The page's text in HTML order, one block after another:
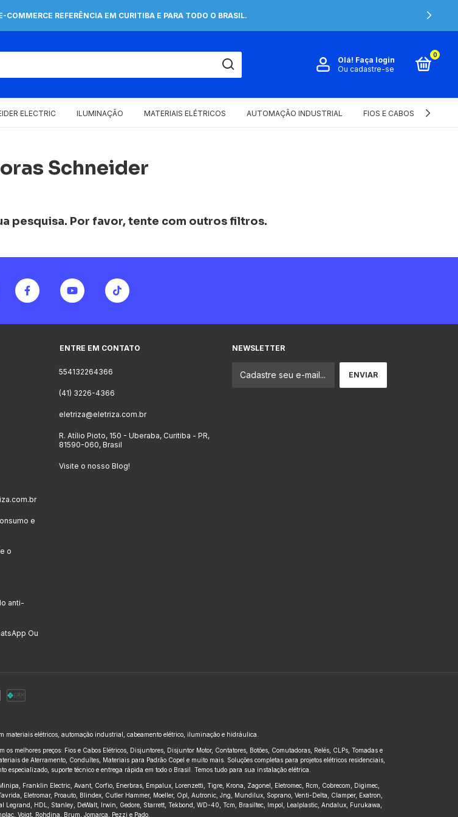
COMMERCE REFERÊNCIA EM CURITIBA E PARA TODO O BRASIL.
Olá! Faça login
Ou cadastre-se
0
ELECTRIC ILUMINAÇÃO MATERIAIS ELÉTRICOS AUTOMAÇÃO INDUSTRIAL FIOS E CABOS ELÉTRICOS
Schneider
pesquisa. Por favor, tente com outros filtros.
e
o
anti-
Ou
ENTRE EM CONTATO
554132264366
(41) 3226-4366
eletriza@eletriza.com.br
R. Atílio Pioto, 150 - Uberaba, Curitiba - PR,
81590-060, Brasil
Visite o nosso Blog!
NEWSLETTER
materiais elétricos, automação industrial, cabeamento elétrico, iluminação e hidráulica.
melhores preços: Fios e Cabos Elétricos, Disjuntores, Disjuntor Motor, Contatores, Botões, Comutadoras, Relés, CLPs, Tomadas e
de Aterramento, Conduítes, Materiais para Padrão Copel e muito mais. Soluções completas para projetos elétricos residenciais,
especializado, suporte técnico e entrega rápida em todo o Brasil. Temos tudo para sua instalação elétrica.
Franklin Electric, Avant, Corfio, Enerbras, Empalux, Lorenzetti, Tigre, Krona, Zagonel, Eletromec, Rcm, Cobrecom, Digimec,
Eletromar, Proauto, Blindex, Cutler Hammer, Moeller, Opl, Autronic, Jng, Mundilux, Soprano, Venti-Delta, Clamper, Exatron,
HDL, Stanley, DeWalt, Irwin, Gedore, Starrett, Tekbond, WD-40, Tcm, Brasiltec, Impol, Lealplastic, Andalux, Furukawa,
Voigt, Rohdina, Brum, Jomarca, Pezzi e Pado.